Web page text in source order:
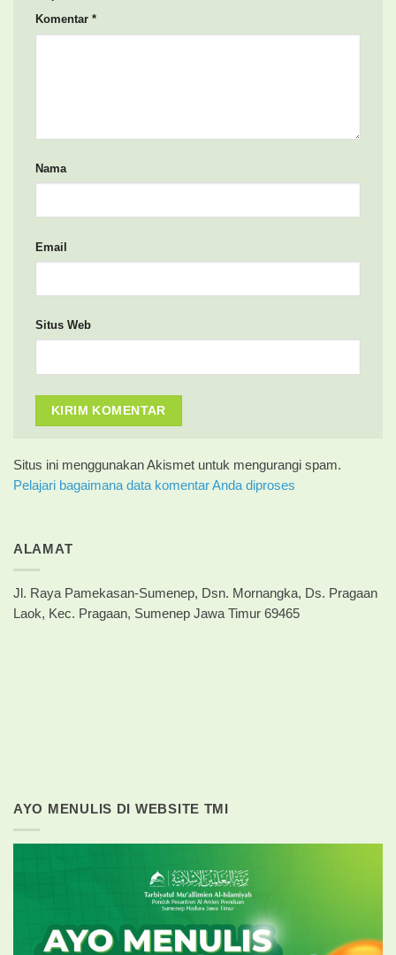
Komentar *
Nama
Email
Situs Web
Situs ini menggunakan Akismet untuk mengurangi spam.
Pelajari bagaimana data komentar Anda diproses
ALAMAT
Jl. Raya Pamekasan-Sumenep, Dsn. Mornangka, Ds. Pragaan
Laok, Kec. Pragaan, Sumenep Jawa Timur 69465
AYO MENULIS DI WEBSITE TMI